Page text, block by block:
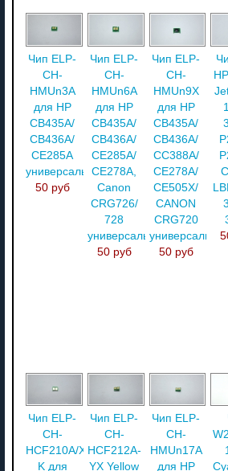
Чип ELP-
CH-
HMUn3A
для HP
CB435A/
CB436A/
CE285A
универсальный
50 руб
Чип ELP-
CH-
HMUn6A
для HP
CB435A/
CB436A/
CE285A/
CE278A,
Canon
CRG726/
728
универсальный
50 руб
Чип ELP-
CH-
HMUn9X
для HP
CB435A/
CB436A/
CC388A/
CE278A/
CE505X/
CANON
CRG720
50 руб
Чип ELP-
CH-
HCF210A/X-
K для
Чип ELP-
CH-
HCF212A-
YX Yellow
Чип ELP-
CH-
HMUn17A
для HP